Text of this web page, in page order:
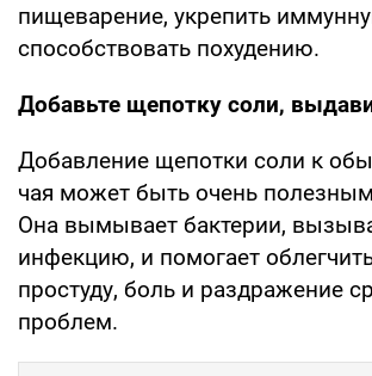
пищеварение, укрепить
способствовать похудению.
Добавьте щепотку соли,
Добавление щепотки соли к
чая может быть очень
Она вымывает бактерии,
инфекцию, и помогает
простуду, боль и раздражение
проблем.